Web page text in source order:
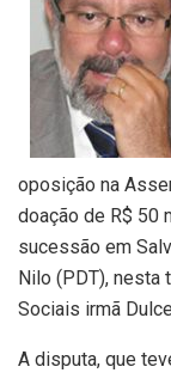
oposição na
doação de R$ 50
sucessão em
Nilo (PDT), nesta
Sociais irmã
A disputa, que